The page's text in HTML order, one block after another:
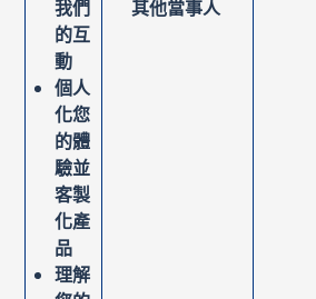
我們
的互
動
個人
化您
的體
驗並
客製
化產
品
理解
其他當事人